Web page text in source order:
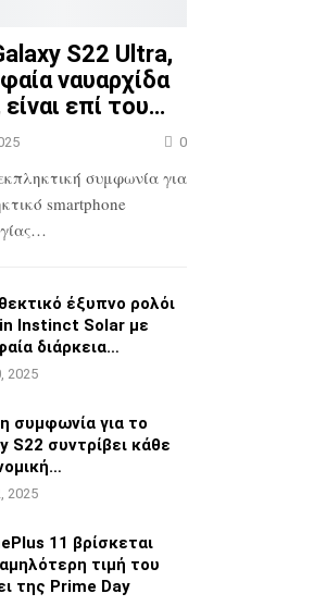
S22 Ultra,
ναυαρχίδα
επί του…
0
συμφωνία για
smartphone
έξυπνο ρολόι
Instinct Solar με
διάρκεια…
2025
συμφωνία για το
S22 συντρίβει κάθε
2025
11 βρίσκεται
τιμή του
της Prime Day